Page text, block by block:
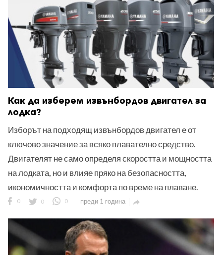
Как да изберем извънбордов двигател за
лодка?
Изборът на подходящ извънбордов двигател е от
ключово значение за всяко плавателно средство.
Двигателят не само определя скоростта и мощността
на лодката, но и влияе пряко на безопасността,
икономичността и комфорта по време на плаване.
0 0 0 преди 1 година 